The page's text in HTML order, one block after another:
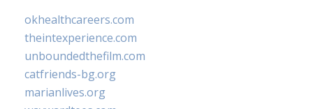
okhealthcareers.com
theintexperience.com
unboundedthefilm.com
catfriends-bg.org
marianlives.org